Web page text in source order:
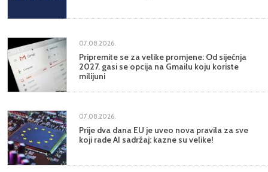
07.08.2026.
Pripremite se za velike promjene: Od siječnja
2027. gasi se opcija na Gmailu koju koriste
milijuni
07.08.2026.
Prije dva dana EU je uveo nova pravila za sve
koji rade AI sadržaj: kazne su velike!